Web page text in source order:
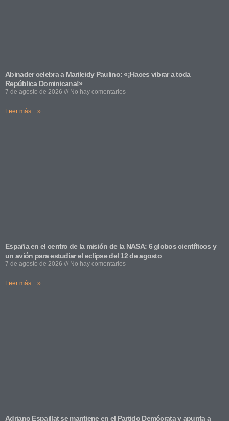
Abinader celebra a Marileidy Paulino: «¡Haces vibrar a toda
República Dominicana!»
7 de agosto de 2026 No hay comentarios
Leer más... »
España en el centro de la misión de la NASA: 6 globos científicos y
un avión para estudiar el eclipse del 12 de agosto
7 de agosto de 2026 No hay comentarios
Leer más... »
Adriano Espaillat se mantiene en el Partido Demócrata y apunta a